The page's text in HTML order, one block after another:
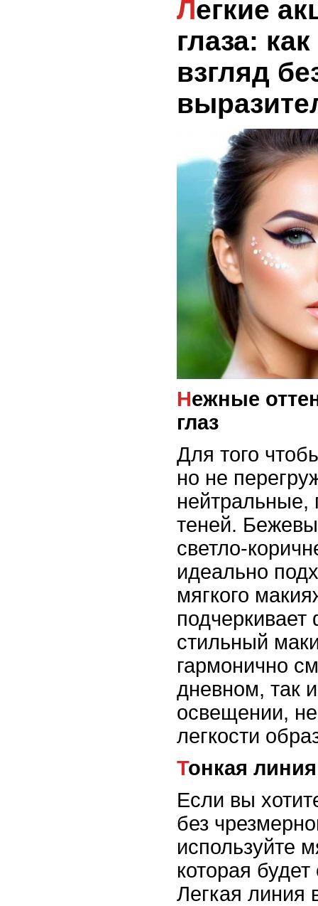
Легкие акценты на
глаза:
взгляд
Нежные оттенки для макияжа
глаз
Для того
но не
нейтральные,
теней.
светло-
идеально
мягкого
стильный
гармонично
дневном, так
освещении,
легкости
Тонкая
Если вы
без
используйте
которая
Легкая линия